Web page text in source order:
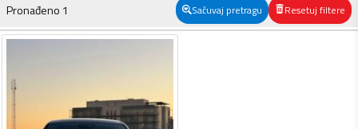
Pronađeno 1 Sačuvaj pretragu Resetuj filtere